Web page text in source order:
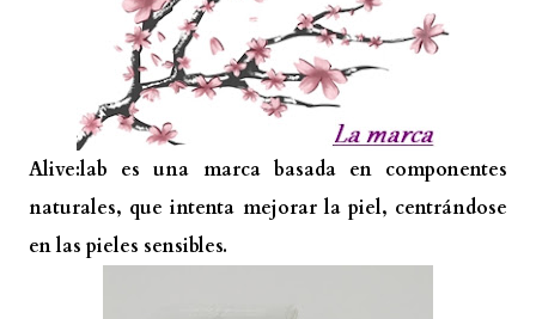
Alive:lab es una marca basada en componentes
naturales, que intenta mejorar la piel, centrándose
en las pieles sensibles.